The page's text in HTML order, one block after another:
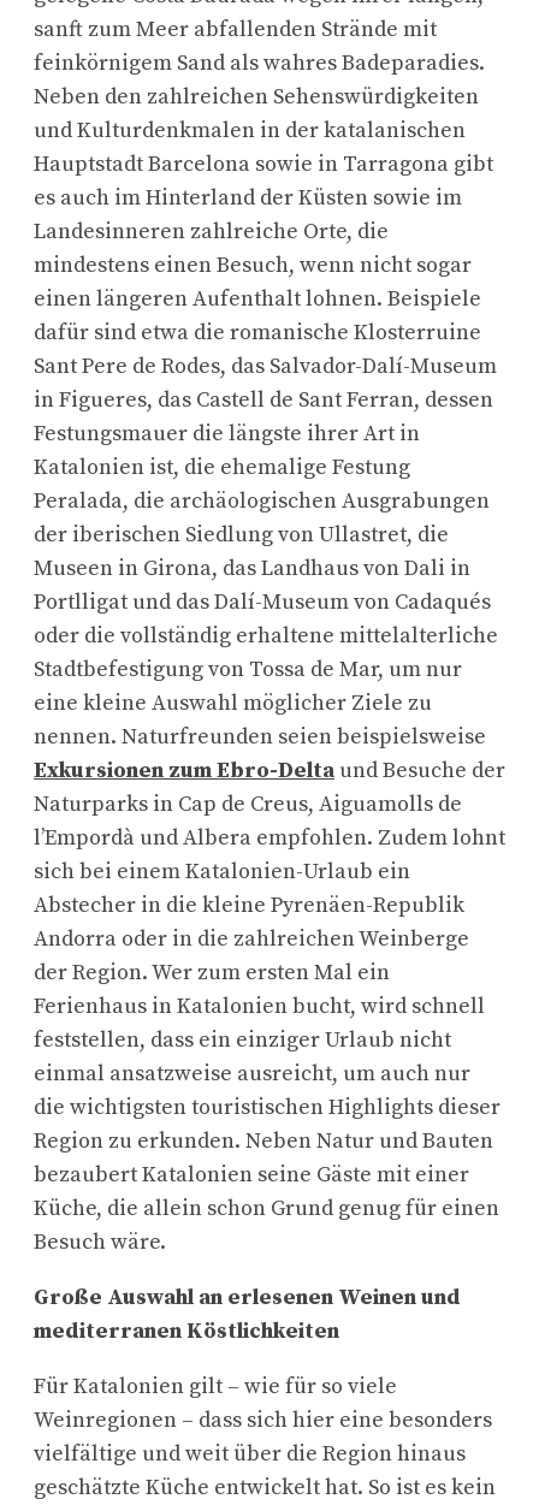
sanft zum Meer abfallenden Strände mit
feinkörnigem Sand als wahres Badeparadies.
Neben den zahlreichen Sehenswürdigkeiten
und Kulturdenkmalen in der katalanischen
Hauptstadt Barcelona sowie in Tarragona gibt
es auch im Hinterland der Küsten sowie im
Landesinneren zahlreiche Orte, die
mindestens einen Besuch, wenn nicht sogar
einen längeren Aufenthalt lohnen. Beispiele
dafür sind etwa die romanische Klosterruine
Sant Pere de Rodes, das Salvador-Dalí-Museum
in Figueres, das Castell de Sant Ferran, dessen
Festungsmauer die längste ihrer Art in
Katalonien ist, die ehemalige Festung
Peralada, die archäologischen Ausgrabungen
der iberischen Siedlung von Ullastret, die
Museen in Girona, das Landhaus von Dali in
Portlligat und das Dalí-Museum von Cadaqués
oder die vollständig erhaltene mittelalterliche
Stadtbefestigung von Tossa de Mar, um nur
eine kleine Auswahl möglicher Ziele zu
nennen. Naturfreunden seien beispielsweise
Exkursionen zum Ebro-Delta und Besuche der
Naturparks in Cap de Creus, Aiguamolls de
l’Empordà und Albera empfohlen. Zudem lohnt
sich bei einem Katalonien-Urlaub ein
Abstecher in die kleine Pyrenäen-Republik
Andorra oder in die zahlreichen Weinberge
der Region. Wer zum ersten Mal ein
Ferienhaus in Katalonien bucht, wird schnell
feststellen, dass ein einziger Urlaub nicht
einmal ansatzweise ausreicht, um auch nur
die wichtigsten touristischen Highlights dieser
Region zu erkunden. Neben Natur und Bauten
bezaubert Katalonien seine Gäste mit einer
Küche, die allein schon Grund genug für einen
Besuch wäre.
Große Auswahl an erlesenen Weinen und
mediterranen Köstlichkeiten
Für Katalonien gilt – wie für so viele
Weinregionen – dass sich hier eine besonders
vielfältige und weit über die Region hinaus
geschätzte Küche entwickelt hat. So ist es kein